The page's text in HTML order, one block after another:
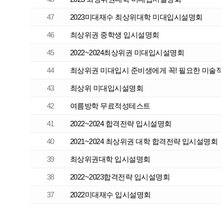
47 2023미대재수 최상위대학 미대입시설명회
46 최상위권 중학생 입시설명회
45 2022~2024최상위권 미대입시설명회
44 최상위권 미대입시 준비생에게 꼭! 필요한 미술
43 최상위 미대입시설명회
42 여름방학 무료적성테스트
41 2022~2024 합격전략 입시설명회
40 2021~2024 최상위권 대학 합격전략 입시설명회
39 최상위권대학 입시설명회
38 2022~2023합격전략 입시설명회
37 2022미대재수 입시설명회